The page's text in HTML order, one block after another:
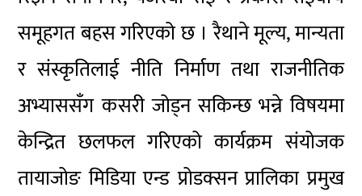
समूहगत बहस गरिएको छ । रैथाने मूल्य, मान्यता
र संस्कृतिलाई नीति निर्माण तथा राजनीतिक
अभ्याससँग कसरी जोड्न सकिन्छ भन्ने विषयमा
केन्द्रित छलफल गरिएको कार्यक्रम संयोजक
तायाजोङ मिडिया एन्ड प्रोडक्सन प्रालिका प्रमुख